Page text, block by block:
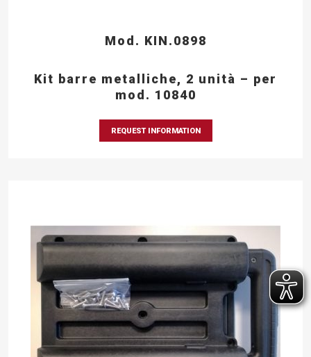
Mod. KIN.0898
Kit barre metalliche, 2 unità – per
mod. 10840
REQUEST INFORMATION